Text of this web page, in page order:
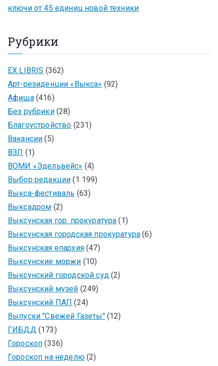
ключи от 45 единиц новой техники
Рубрики
EX LIBRIS (362)
Арт-резиденции «Выкса» (92)
Афиша(416)
Без рубрики(28)
Благоустройство (231)
Вакансии (5)
ВЗЛ (1)
ВОМИ «Эдельвейс» (4)
Выбор редакции (1 199)
Выкса-фестиваль (63)
Выксадром (2)
Выксунская гор. прокуратура (1)
Выксунская городская прокуратура (6)
Выксунская епархия(47)
Выксунские моржи (10)
Выксунский городской суд(2)
Выксунский музей (249)
Выксунский ПАП (24)
Выпуски "Свежей Газеты"(12)
ГИБДД(173)
Гороскоп (336)
Гороскоп на неделю(2)